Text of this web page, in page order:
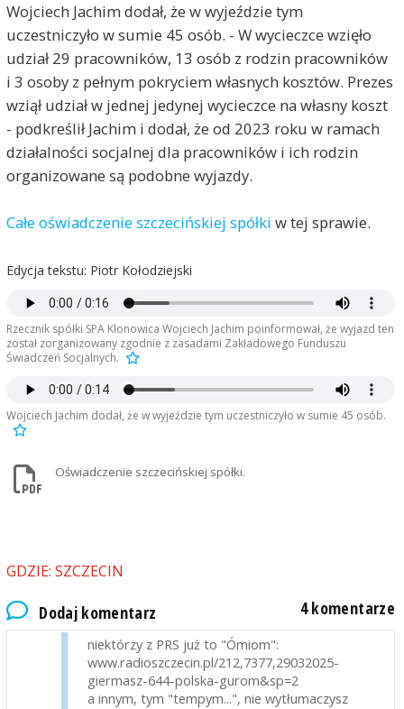
Wojciech Jachim dodał, że w wyjeździe tym
uczestniczyło w sumie 45 osób. - W wycieczce wzięło
udział 29 pracowników, 13 osób z rodzin pracowników
i 3 osoby z pełnym pokryciem własnych kosztów. Prezes
wziął udział w jednej jedynej wycieczce na własny koszt
- podkreślił Jachim i dodał, że od 2023 roku w ramach
działalności socjalnej dla pracowników i ich rodzin
organizowane są podobne wyjazdy.
Całe oświadczenie szczecińskiej spółki w tej sprawie.
Edycja tekstu: Piotr Kołodziejski
Rzecznik spółki SPA Klonowica Wojciech Jachim poinformował, że wyjazd ten
został zorganizowany zgodnie z zasadami Zakładowego Funduszu
Świadczeń Socjalnych.
Wojciech Jachim dodał, że w wyjeździe tym uczestniczyło w sumie 45 osób.
Oświadczenie szczecińskiej spółki.
GDZIE: SZCZECIN
Dodaj komentarz 4 komentarze
AntyZielony 2026-07-09, godz. 07:30
to przecież bezcenne.
Jan Nowak 2026-07-09, godz. 12:15
niektórzy z PRS już to "Ómiom":
www.radioszczecin.pl/212,7377,29032025-
giermasz-644-polska-gurom&sp=2
a innym, tym "tempym...", nie wytłumaczysz